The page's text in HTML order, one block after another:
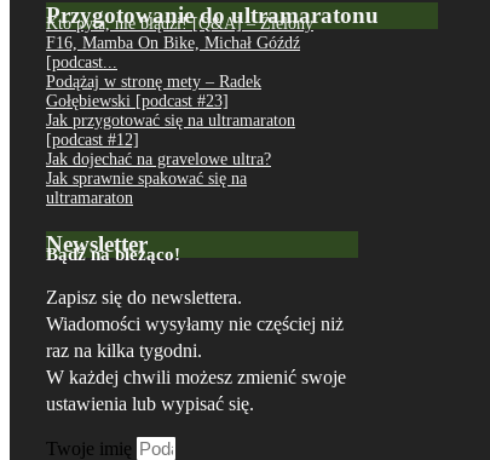
Przygotowanie do ultramaratonu
Kto pyta, nie błądzi! [Q&A] – Zielony
F16, Mamba On Bike, Michał Góźdź
[podcast...
Podążaj w stronę mety – Radek
Gołębiewski [podcast #23]
Jak przygotować się na ultramaraton
[podcast #12]
Jak dojechać na gravelowe ultra?
Jak sprawnie spakować się na
ultramaraton
Newsletter
Bądź na bieżąco!
Zapisz się do newslettera.
Wiadomości wysyłamy nie częściej niż
raz na kilka tygodni.
W każdej chwili możesz zmienić swoje
ustawienia lub wypisać się.
Twoje imię